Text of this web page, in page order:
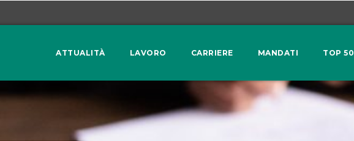
ATTUALITÀ LAVORO CARRIERE MANDATI TOP 50